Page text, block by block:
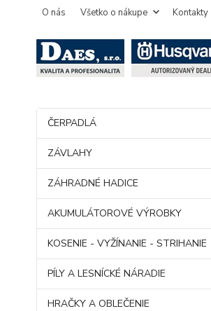
O nás Všetko o nákupe Kontakty
ČERPADLÁ
ZÁVLAHY
ZÁHRADNÉ HADICE
AKUMULÁTOROVÉ VÝROBKY
KOSENIE - VYŽÍNANIE - STRIHANIE
PÍLY A LESNÍCKÉ NÁRADIE
HRAČKY A OBLEČENIE